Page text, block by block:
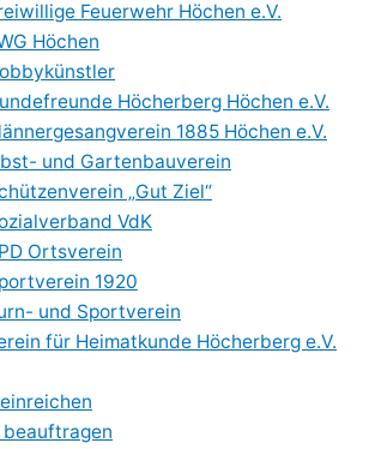
Feuerwehr Höchen e.V.
Höchen
Höcherberg Höchen e.V.
1885 Höchen e.V.
und Gartenbauverein
„Gut Ziel“
VdK
Ortsverein
1920
und Sportverein
für Heimatkunde Höcherberg e.V.
beauftragen